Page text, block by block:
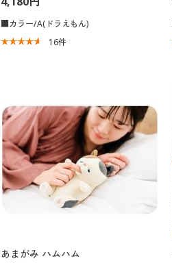
■カラー/A(ドラえもん)
16件
あまがみ ハムハム